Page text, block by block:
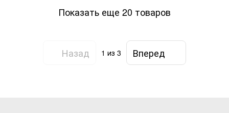
Показать еще 20 товаров
Назад 1 из 3 Вперед